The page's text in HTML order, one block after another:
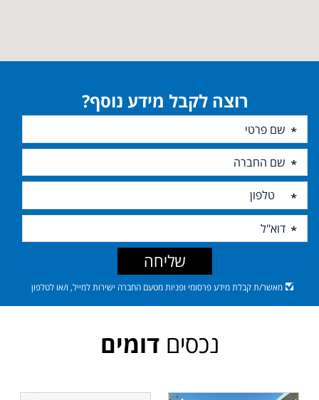
רוצה לקבל מידע נוסף?
מאשר/ת קבלת מידע פרסומי ופניות מטעם החברה ישירות למייל, ו/או לטלפון
שליחה
נכסיםדומים